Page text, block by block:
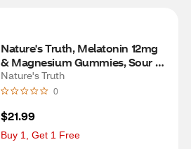
Nature's Truth, Melatonin 12mg
& Magnesium Gummies, Sour
Grape, 60 CT
Nature's Truth
0
$21.99
Buy 1, Get 1 Free